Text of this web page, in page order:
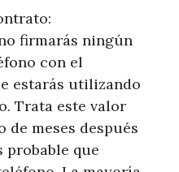
firmarás ningún
con el
estarás utilizando
Trata este valor
de meses después
probable que